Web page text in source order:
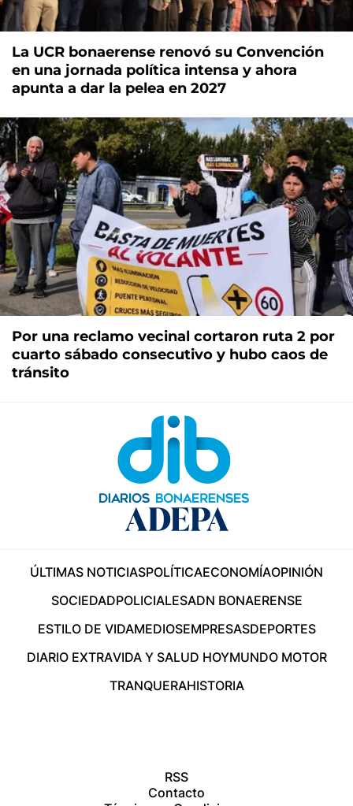
La UCR bonaerense renovó su Convención
en una jornada política intensa y ahora
apunta a dar la pelea en 2027
Por una reclamo vecinal cortaron ruta 2 por
cuarto sábado consecutivo y hubo caos de
tránsito
ÚLTIMAS NOTICIASPOLÍTICAECONOMÍAOPINIÓN
SOCIEDADPOLICIALESADN BONAERENSE
ESTILO DE VIDAMEDIOSEMPRESASDEPORTES
DIARIO EXTRAVIDA Y SALUD HOYMUNDO MOTOR
TRANQUERAHISTORIA
RSS
Contacto